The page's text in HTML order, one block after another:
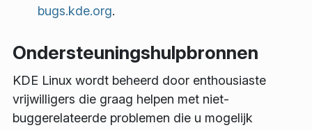
bugs.kde.org.
Ondersteuningshulpbronnen
KDE Linux wordt beheerd door enthousiaste
vrijwilligers die graag helpen met niet-
buggerelateerde problemen die u mogelijk